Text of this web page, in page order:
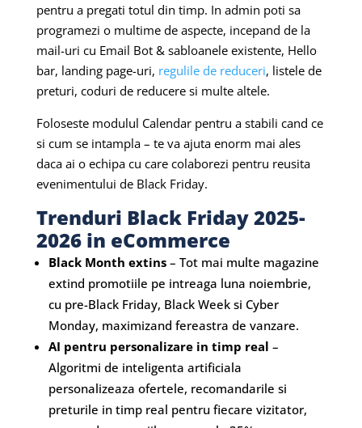
pentru a pregati totul din timp. In admin poti sa
programezi o multime de aspecte, incepand de la
mail-uri cu Email Bot & sabloanele existente, Hello
bar, landing page-uri, regulile de reduceri, listele de
preturi, coduri de reducere si multe altele.
Foloseste modulul Calendar pentru a stabili cand ce
si cum se intampla – te va ajuta enorm mai ales
daca ai o echipa cu care colaborezi pentru reusita
evenimentului de Black Friday.
Trenduri Black Friday 2025-
2026 in eCommerce
Black Month extins– Tot mai multe magazine
extind promotiile pe intreaga luna noiembrie,
cu pre-Black Friday, Black Week si Cyber
Monday, maximizand fereastra de vanzare.
AI pentru personalizare in timp real –
Algoritmi de inteligenta artificiala
personalizeaza ofertele, recomandarile si
preturile in timp real pentru fiecare vizitator,